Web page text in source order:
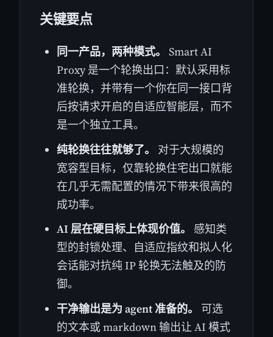
关键要点
同一产品，两种模式。 Smart AI
Proxy 是一个轮换出口：默认采用标
准轮换，并带有一个你在同一接口背
后按请求开启的自适应智能层，而不
是一个独立工具。
纯轮换往往就够了。
对于大规模的
宽容型目标，仅靠轮换住宅出口就能
在几乎无需配置的情况下带来很高的
成功率。
AI 层在硬目标上体现价值。
感知类
型的封锁处理、自适应指纹和拟人化
会话能对抗纯 IP 轮换无法触及的防
御。
干净输出是为 agent 准备的。
可选
的文本或 markdown 输出让 AI 模式